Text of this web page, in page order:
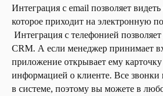
Интеграция с email позволяет
которое приходит на электронную
Интеграция с телефонией
CRM. А если менеджер принимает
приложение открывает ему
информацией о клиенте. Все звонки
в системе, поэтому вы можете в